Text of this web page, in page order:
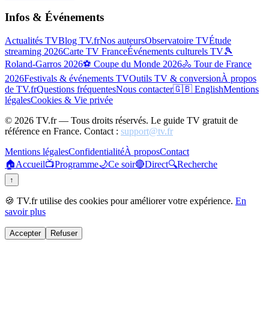
Infos & Événements
Actualités TVBlog TV.frNos auteursObservatoire TVÉtude
streaming 2026Carte TV FranceÉvénements culturels TV🎾
Roland-Garros 2026⚽ Coupe du Monde 2026🚴 Tour de France
2026Festivals & événements TVOutils TV & conversionÀ propos
de TV.frQuestions fréquentesNous contacter🇬🇧 EnglishMentions
légalesCookies & Vie privée
© 2026 TV.fr — Tous droits réservés. Le guide TV gratuit de
référence en France. Contact : support@tv.fr
Mentions légalesConfidentialitéÀ proposContact
🏠Accueil📺Programme🌙Ce soir🔴Direct🔍Recherche
↑
🍪 TV.fr utilise des cookies pour améliorer votre expérience. En
savoir plus
Accepter Refuser